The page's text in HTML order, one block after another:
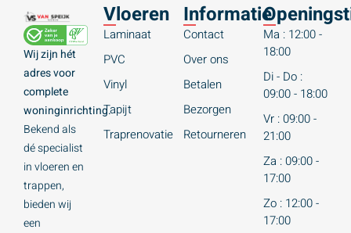
Wij zijn hét
adres voor
complete
woninginrichting.
Bekend als
dé specialist
in vloeren en
trappen,
bieden wij
een
Vloeren
Laminaat
PVC
Vinyl
Tapijt
Traprenovatie
Informatie
Contact
Over ons
Betalen
Bezorgen
Retourneren
Ma : 12:00 -
18:00
Di - Do :
09:00 - 18:00
Vr : 09:00 -
21:00
Za : 09:00 -
17:00
Zo : 12:00 -
17:00